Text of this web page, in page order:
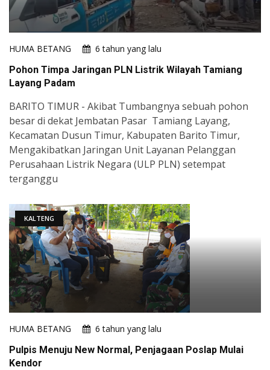
HUMA BETANG
6 tahun yang lalu
Pohon Timpa Jaringan PLN Listrik Wilayah Tamiang
Layang Padam
BARITO TIMUR - Akibat Tumbangnya sebuah pohon
besar di dekat Jembatan Pasar Tamiang Layang,
Kecamatan Dusun Timur, Kabupaten Barito Timur,
Mengakibatkan Jaringan Unit Layanan Pelanggan
Perusahaan Listrik Negara (ULP PLN) setempat
terganggu
KALTENG
HUMA BETANG
6 tahun yang lalu
Pulpis Menuju New Normal, Penjagaan Poslap Mulai
Kendor